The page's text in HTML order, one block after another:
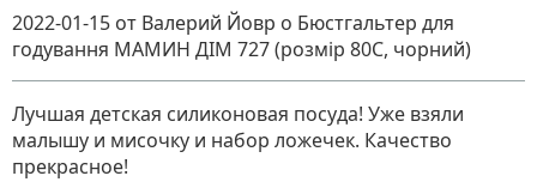
2022-01-15 от Валерий Йовр о Бюстгальтер для
годування МАМИН ДІМ 727 (розмір 80C, чорний)
Лучшая детская силиконовая посуда! Уже взяли
малышу и мисочку и набор ложечек. Качество
прекрасное!